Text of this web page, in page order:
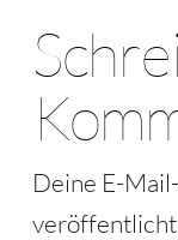
Deine E-